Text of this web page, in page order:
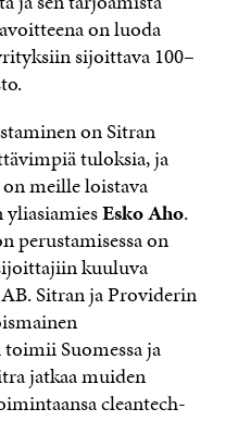
on luoda
sijoittava 100–
on Sitran
tuloksia, ja
meille loistava
yliasiamiesEsko Aho.
perustamisessa on
kuuluva
Sitran ja Providerin
Suomessa ja
jatkaa muiden
cleantech-